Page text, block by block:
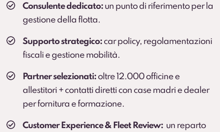
Consulente dedicato: un punto di riferimento per la
gestione della flotta.
Supporto strategico: car policy, regolamentazioni
fiscali e gestione mobilità.
Partner selezionati: oltre 12.000 officine e
allestitori + contatti diretti con case madri e dealer
per fornitura e formazione.
Customer Experience & Fleet Review: un reparto